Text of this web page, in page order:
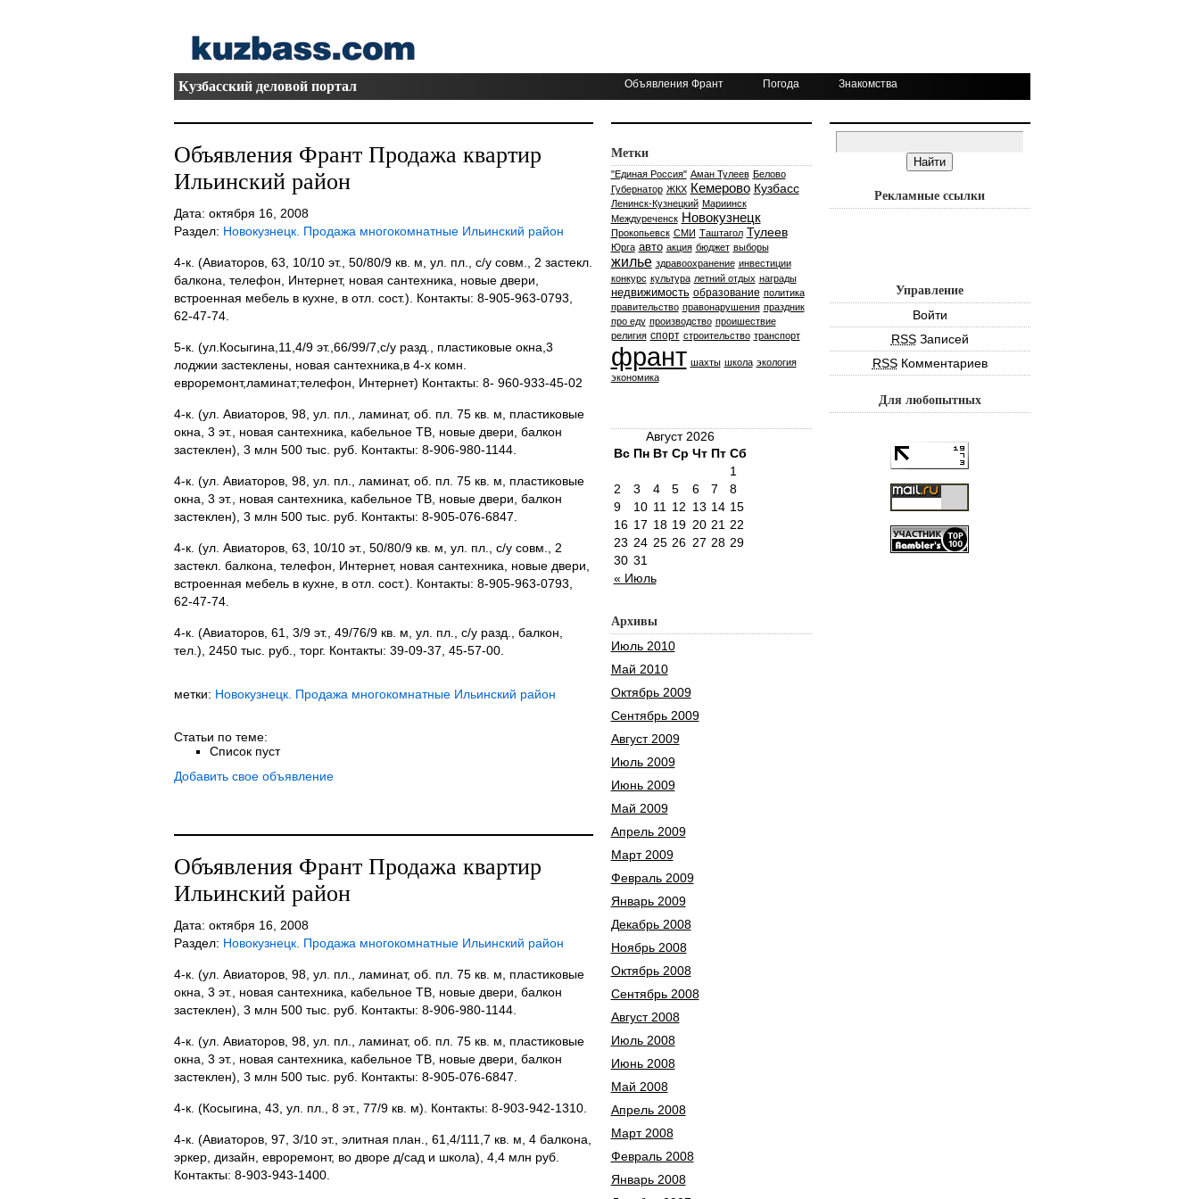
Кузбасский деловой портал Объявления Франт Погода Знакомства
Объявления Франт Продажа квартир
Ильинский район
Дата: октября 16, 2008
Раздел: Новокузнецк. Продажа многокомнатные Ильинский район
4-к. (Авиаторов, 63, 10/10 эт., 50/80/9 кв. м, ул. пл., с/у совм., 2 застекл.
балкона, телефон, Интернет, новая сантехника, новые двери,
встроенная мебель в кухне, в отл. сост.). Контакты: 8-905-963-0793,
62-47-74.
5-к. (ул.Косыгина,11,4/9 эт.,66/99/7,с/у разд., пластиковые окна,3
лоджии застеклены, новая сантехника,в 4-х комн.
евроремонт,ламинат;телефон, Интернет) Контакты: 8- 960-933-45-02
4-к. (ул. Авиаторов, 98, ул. пл., ламинат, об. пл. 75 кв. м, пластиковые
окна, 3 эт., новая сантехника, кабельное ТВ, новые двери, балкон
застеклен), 3 млн 500 тыс. руб. Контакты: 8-906-980-1144.
4-к. (ул. Авиаторов, 98, ул. пл., ламинат, об. пл. 75 кв. м, пластиковые
окна, 3 эт., новая сантехника, кабельное ТВ, новые двери, балкон
застеклен), 3 млн 500 тыс. руб. Контакты: 8-905-076-6847.
4-к. (ул. Авиаторов, 63, 10/10 эт., 50/80/9 кв. м, ул. пл., с/у совм., 2
застекл. балкона, телефон, Интернет, новая сантехника, новые двери,
встроенная мебель в кухне, в отл. сост.). Контакты: 8-905-963-0793,
62-47-74.
4-к. (Авиаторов, 61, 3/9 эт., 49/76/9 кв. м, ул. пл., с/у разд., балкон,
тел.), 2450 тыс. руб., торг. Контакты: 39-09-37, 45-57-00.
метки: Новокузнецк. Продажа многокомнатные Ильинский район
Статьи по теме:
Список пуст
Добавить свое объявление
Объявления Франт Продажа квартир
Ильинский район
Дата: октября 16, 2008
Раздел: Новокузнецк. Продажа многокомнатные Ильинский район
4-к. (ул. Авиаторов, 98, ул. пл., ламинат, об. пл. 75 кв. м, пластиковые
окна, 3 эт., новая сантехника, кабельное ТВ, новые двери, балкон
застеклен), 3 млн 500 тыс. руб. Контакты: 8-906-980-1144.
4-к. (ул. Авиаторов, 98, ул. пл., ламинат, об. пл. 75 кв. м, пластиковые
окна, 3 эт., новая сантехника, кабельное ТВ, новые двери, балкон
застеклен), 3 млн 500 тыс. руб. Контакты: 8-905-076-6847.
4-к. (Косыгина, 43, ул. пл., 8 эт., 77/9 кв. м). Контакты: 8-903-942-1310.
4-к. (Авиаторов, 97, 3/10 эт., элитная план., 61,4/111,7 кв. м, 4 балкона,
эркер, дизайн, евроремонт, во дворе д/сад и школа), 4,4 млн руб.
Контакты: 8-903-943-1400.
Метки
"Единая Россия" Аман Тулеев Белово
Губернатор ЖКХ Кемерово Кузбасс
Ленинск-Кузнецкий Мариинск
Междуреченск Новокузнецк
Прокопьевск СМИ Таштагол Тулеев
Юрга авто акция бюджет выборы
жилье здравоохранение инвестиции
конкурс культура летний отдых награды
недвижимость образование политика
правительство правонарушения праздник
про еду производство проишествие
религия спорт строительство транспорт
франт шахты школа экология
экономика
Август 2026
Вс Пн Вт Ср Чт Пт Сб
« Июль
1
2
3 4 5 6 7
8
9
10 11 12 13 14 15
16 17 18 19 20 21 22
23 24 25 26 27 28 29
30 31
Архивы
Июль 2010
Май 2010
Октябрь 2009
Сентябрь 2009
Август 2009
Июль 2009
Июнь 2009
Май 2009
Апрель 2009
Март 2009
Февраль 2009
Январь 2009
Декабрь 2008
Ноябрь 2008
Октябрь 2008
Сентябрь 2008
Август 2008
Июль 2008
Июнь 2008
Май 2008
Апрель 2008
Март 2008
Февраль 2008
Январь 2008
Рекламные ссылки
Управление
Войти
RSSЗаписей
RSSКомментариев
Для любопытных